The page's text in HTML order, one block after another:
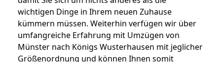
wichtigen Dinge in Ihrem neuen Zuhause
kümmern müssen. Weiterhin verfügen wir über
umfangreiche Erfahrung mit Umzügen von
Münster nach Königs Wusterhausen mit jeglicher
Größenordnung und können Ihnen somit